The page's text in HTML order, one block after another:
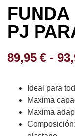
PJ
89,95 € -
Ideal para
Maxima
Maxima